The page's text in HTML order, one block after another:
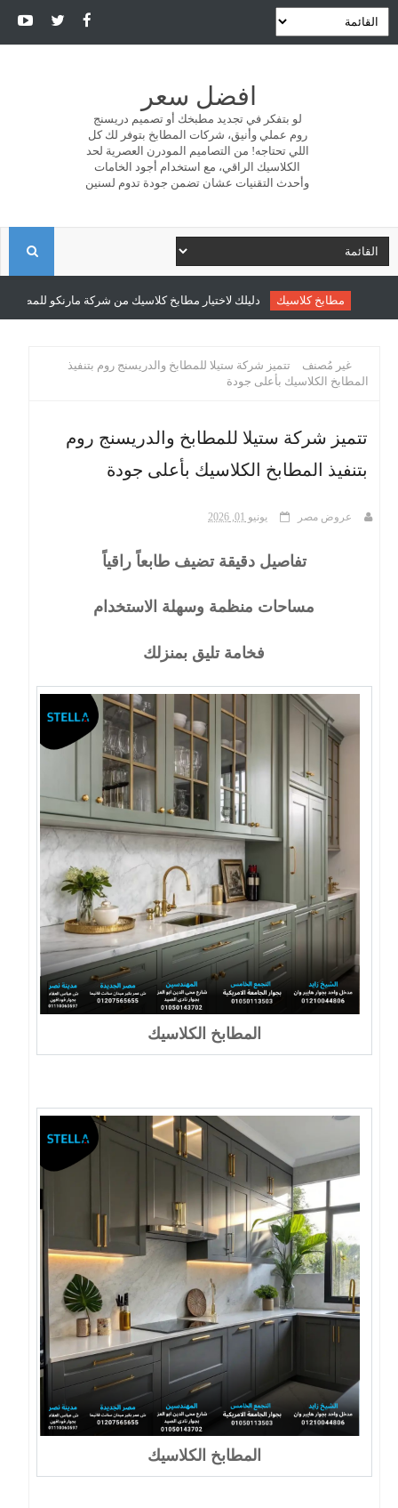
افضل سعر
لو بتفكر في تجديد مطبخك أو تصميم دريسنج
روم عملي وأنيق، شركات المطابخ بتوفر لك كل
اللي تحتاجه! من التصاميم المودرن العصرية لحد
الكلاسيك الراقي، مع استخدام أجود الخامات
وأحدث التقنيات عشان تضمن جودة تدوم لسنين
ا
مطابخ كلاسيك دليلك لاختيار مطابخ كلاسيك من شركة مارنكو للمطابخ
غير مُصنف
تتميز شركة ستيلا للمطابخ والدريسنج روم بتنفيذ
المطابخ الكلاسيك بأعلى جودة
تتميز شركة ستيلا للمطابخ والدريسنج روم
بتنفيذ المطابخ الكلاسيك بأعلى جودة
عروض مصر يونيو 01, 2026
تفاصيل دقيقة تضيف طابعاً راقياً
مساحات منظمة وسهلة الاستخدام
فخامة تليق بمنزلك
المطابخ الكلاسيك
المطابخ الكلاسيك